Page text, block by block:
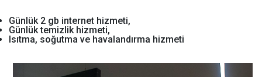
Günlük 2 gb internet hizmeti,
Günlük temizlik hizmeti,
Isıtma, soğutma ve havalandırma hizmeti